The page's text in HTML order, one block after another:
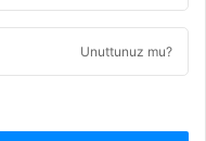
Unuttunuz mu?